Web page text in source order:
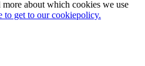
about which cookies we use
to get to our cookiepolicy.